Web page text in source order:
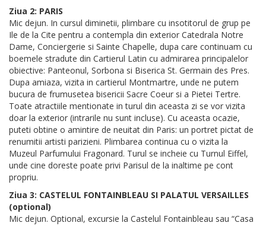
Ziua 2: PARIS
Mic dejun. In cursul diminetii, plimbare cu insotitorul de grup pe
Ile de la Cite pentru a contempla din exterior Catedrala Notre
Dame, Conciergerie si Sainte Chapelle, dupa care continuam cu
boemele stradute din Cartierul Latin cu admirarea principalelor
obiective: Panteonul, Sorbona si Biserica St. Germain des Pres.
Dupa amiaza, vizita in cartierul Montmartre, unde ne putem
bucura de frumusetea bisericii Sacre Coeur si a Pietei Tertre.
Toate atractiile mentionate in turul din aceasta zi se vor vizita
doar la exterior (intrarile nu sunt incluse). Cu aceasta ocazie,
puteti obtine o amintire de neuitat din Paris: un portret pictat de
renumitii artisti parizieni. Plimbarea continua cu o vizita la
Muzeul Parfumului Fragonard. Turul se incheie cu Turnul Eiffel,
unde cine doreste poate privi Parisul de la inaltime pe cont
propriu.
Ziua 3: CASTELUL FONTAINBLEAU SI PALATUL VERSAILLES
(optional)
Mic dejun. Optional, excursie la Castelul Fontainbleau sau “Casa